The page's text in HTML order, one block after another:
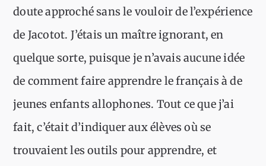
doute approché sans le vouloir de l’expérience
de Jacotot. J’étais un maître ignorant, en
quelque sorte, puisque je n’avais aucune idée
de comment faire apprendre le français à de
jeunes enfants allophones. Tout ce que j’ai
fait, c’était d’indiquer aux élèves où se
trouvaient les outils pour apprendre, et